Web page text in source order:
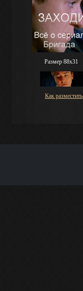
Размер 88х31
Как разместить